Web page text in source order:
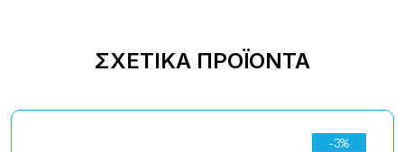
ΣΧΕΤΙΚΆ ΠΡΟΪΌΝΤΑ
-3%